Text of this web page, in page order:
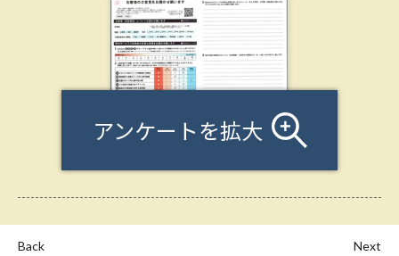
アンケートを拡大
Back
Next